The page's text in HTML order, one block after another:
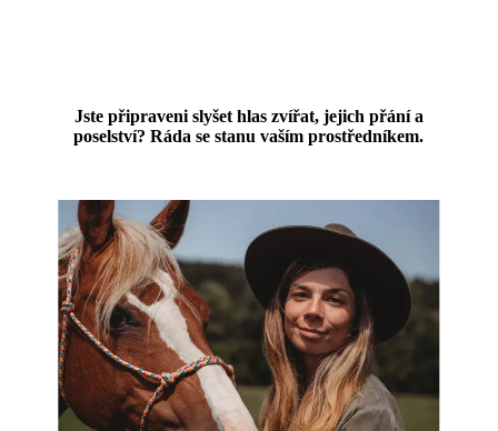
Jste připraveni slyšet hlas zvířat, jejich přání a
poselství? Ráda se stanu vaším prostředníkem.